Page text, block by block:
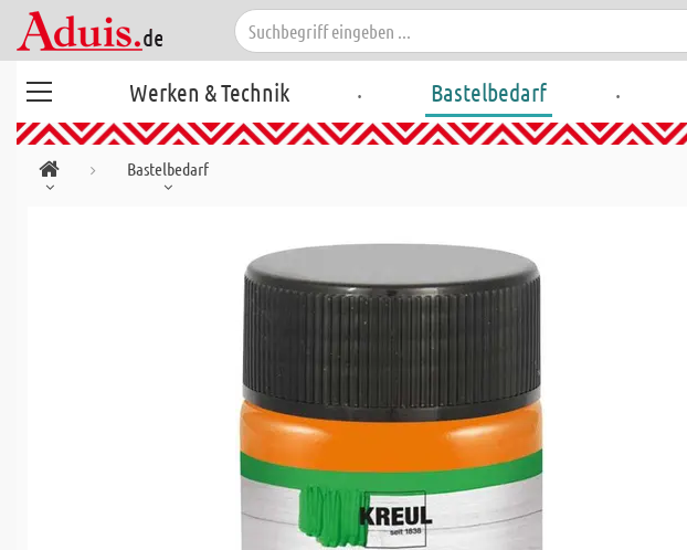
Werken & Technik . Bastelbedarf .
Bastelbedarf